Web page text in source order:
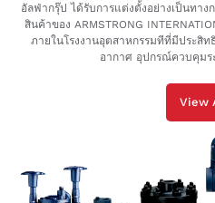
อัลฟ่ากรุ๊ป ได้รับการแต่งตั้งอย่างเป็นทาง
สินค้าของ ARMSTRONG
ภายในโรงงานอุตสาหกรรมทีที่มีประสิ
อากาศ อุปกรณ์ควบคุมร
View